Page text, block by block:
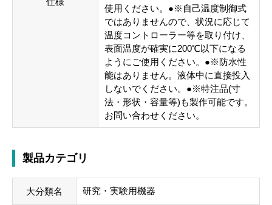
使用ください。●※自己温度制御式
ではありませんので、状況に応じて
温度コントローラー等を取り付け、
表面温度が確実に200℃以下になる
ようにご使用ください。●※防水性
能はありません。液体中に直接投入
しないでください。●※特注品(寸
法・形状・容量等)も製作可能です。
お問い合わせください。
製品カテゴリ
大分類名 研究・実験用機器